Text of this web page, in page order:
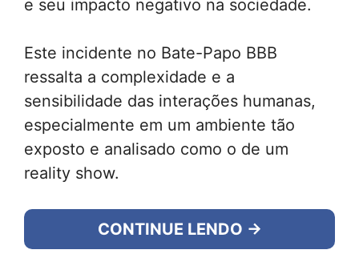
e seu impacto negativo na sociedade.
Este incidente no Bate-Papo BBB
ressalta a complexidade e a
sensibilidade das interações humanas,
especialmente em um ambiente tão
exposto e analisado como o de um
reality show.
CONTINUE LENDO →